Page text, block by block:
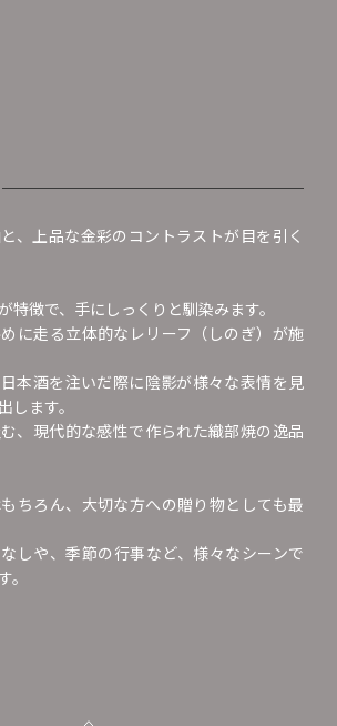
、上品な金彩のコントラストが目を引く
特徴で、手にしっくりと馴染みます。
に走る立体的なレリーフ（しのぎ）が施
本酒を注いだ際に陰影が様々な表情を見
します。
、現代的な感性で作られた織部焼の逸品
ちろん、大切な方への贈り物としても最
しや、季節の行事など、様々なシーンで